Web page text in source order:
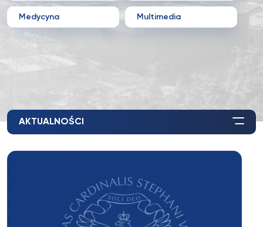
Medycyna Multimedia
AKTUALNOŚCI